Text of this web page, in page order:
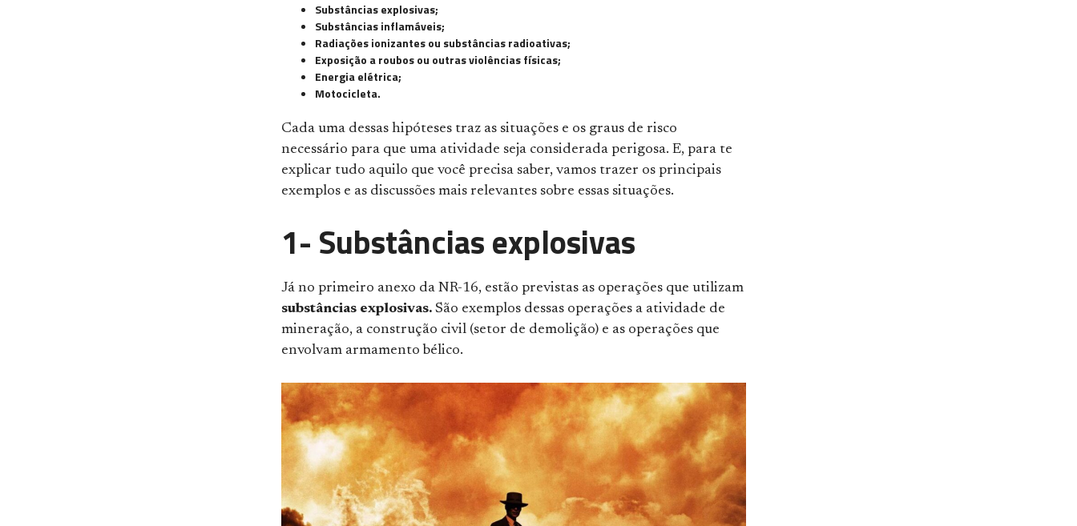
Substâncias explosivas;
Substâncias inflamáveis;
Radiações ionizantes ou substâncias radioativas;
Exposição a roubos ou outras violências físicas;
Energia elétrica;
Motocicleta.
Cada uma dessas hipóteses traz as situações e os graus de risco
necessário para que uma atividade seja considerada perigosa. E, para te
explicar tudo aquilo que você precisa saber, vamos trazer os principais
exemplos e as discussões mais relevantes sobre essas situações.
1-Substâncias explosivas
Já no primeiro anexo da NR-16, estão previstas as operações que utilizam
substâncias explosivas. São exemplos dessas operações a atividade de
mineração, a construção civil (setor de demolição) e as operações que
envolvam armamento bélico.